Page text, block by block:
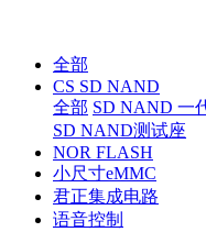
全部
CS SD NAND
全部 SD NAND 一
SD NAND测试座
NOR FLASH
小尺寸eMMC
君正集成电路
语音控制